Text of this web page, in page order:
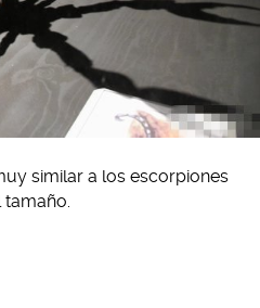
similar a los escorpiones